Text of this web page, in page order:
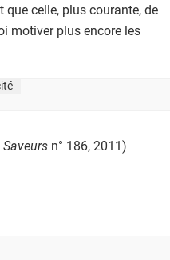
celle, plus courante, de
motiver plus encore les
Saveurs n° 186, 2011)